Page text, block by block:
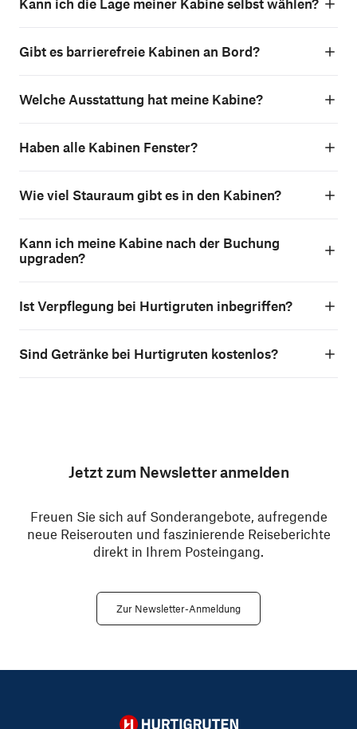
Kann ich die Lage meiner Kabine selbst wählen?
Gibt es barrierefreie Kabinen an Bord?
Welche Ausstattung hat meine Kabine?
Haben alle Kabinen Fenster?
Wie viel Stauraum gibt es in den Kabinen?
Kann ich meine Kabine nach der Buchung
upgraden?
Ist Verpflegung bei Hurtigruten inbegriffen?
Sind Getränke bei Hurtigruten kostenlos?
Jetzt zum Newsletter anmelden
Freuen Sie sich auf Sonderangebote, aufregende
neue Reiserouten und faszinierende Reiseberichte
direkt in Ihrem Posteingang.
Zur Newsletter-Anmeldung
Hurtigruten